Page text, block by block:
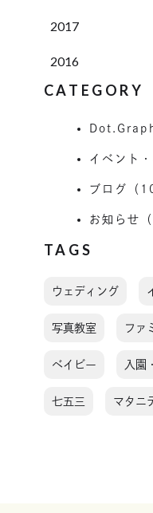
2017
2016
CATEGORY
イベント
ブログ（
お知らせ
TAGS
ウェディング
写真教室 ファ
ベイビー 入園
七五三 マタニ